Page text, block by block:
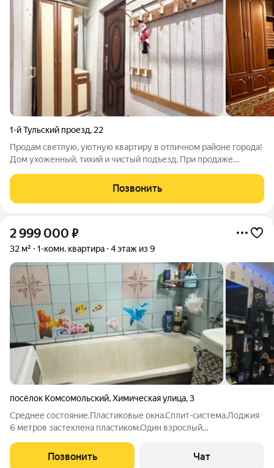
1-й Тульский проезд, 22
Продам светлую, уютную квартиру в отличном районе города!
Дом ухоженный, тихий и чистый подъезд. При продаже
Отличное местоположение , рядом есть всё необходимое:
школа, садики, сетевые и розничные
Позвонить
2 999 000 ₽
32 м² 1-комн. квартира 4 этаж из 9
посёлок Комсомольский,Химическая улица,3
Среднее состояние.Пластиковые окна.Сплит-система.Лоджия
6 метров застеклена пластиком.Один взрослый
Позвонить Чат